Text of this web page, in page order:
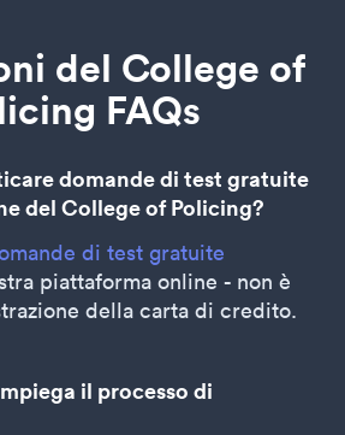
del College of
FAQs
domande di test gratuite
del College of Policing?
di test gratuite
piattaforma online - non è
della carta di credito.
il processo di